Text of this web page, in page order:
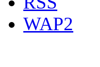
WAP2